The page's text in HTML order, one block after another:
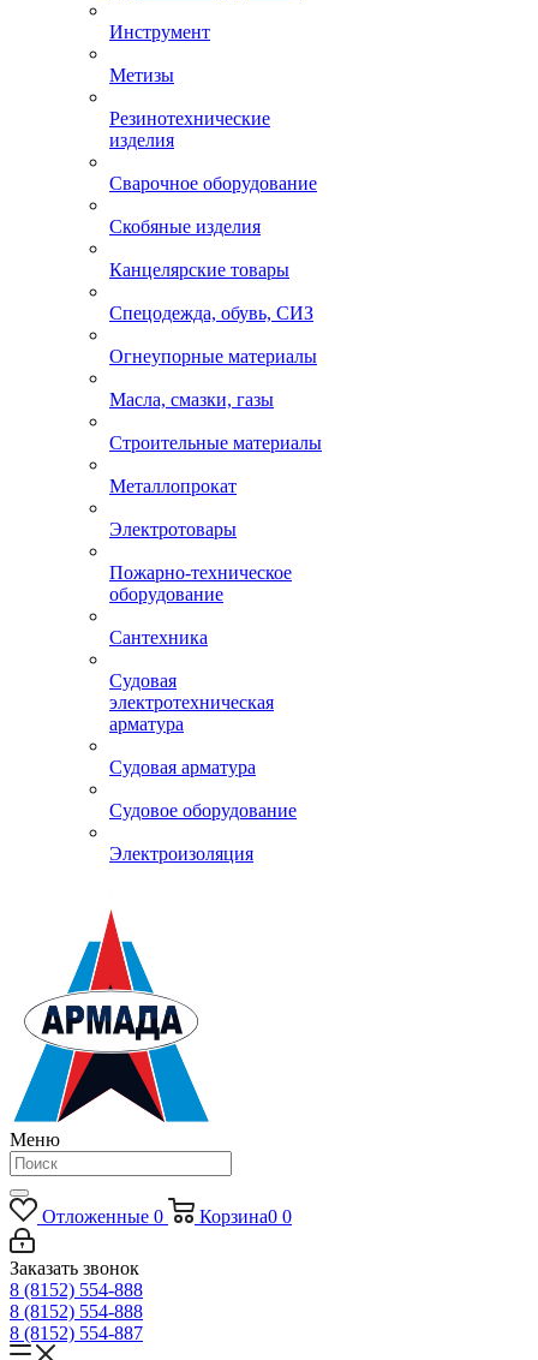
Инструмент
Метизы
Резинотехнические
изделия
Сварочное оборудование
Скобяные изделия
Канцелярские товары
Спецодежда, обувь, СИЗ
Огнеупорные материалы
Масла, смазки, газы
Строительные материалы
Металлопрокат
Электротовары
Пожарно-техническое
оборудование
Сантехника
Судовая
электротехническая
арматура
Судовая арматура
Судовое оборудование
Электроизоляция
Меню
Отложенные 0 Корзина0 0
Заказать звонок
8 (8152) 554-888
8 (8152) 554-888
8 (8152) 554-887